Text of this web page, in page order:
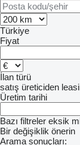
Türkiye
Fiyat
İlan türü
satış üreticiden
Üretim tarihi
Bazı filtreler eksik
Bir değişiklik önerin
Arama sonuçları: